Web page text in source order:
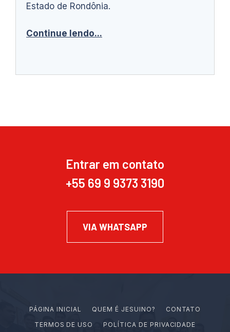
Estado de Rondônia.
Continue lendo...
Entrar em contato
+55 69 9 9373 3190
VIA WHATSAPP
PÁGINA INICIAL Q U EM É J ES U I N O?
CONTATO
TERMOS DE USO
POLÍTICA DE PRIVACIDADE